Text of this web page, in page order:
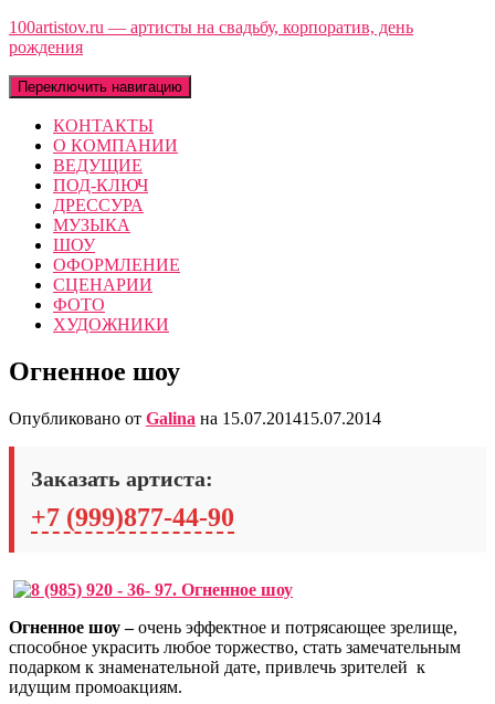
100artistov.ru — артисты на свадьбу, корпоратив, день
рождения
Переключить навигацию
КОНТАКТЫ
О КОМПАНИИ
ВЕДУЩИЕ
ПОД-КЛЮЧ
ДРЕССУРА
МУЗЫКА
ШОУ
ОФОРМЛЕНИЕ
СЦЕНАРИИ
ФОТО
ХУДОЖНИКИ
Огненное шоу
Опубликовано от Galina на 15.07.201415.07.2014
Заказать артиста:
+7 (999)877-44-90
Огненное шоу –очень эффектное и потрясающее зрелище,
способное украсить любое торжество, стать замечательным
подарком к знаменательной дате, привлечь зрителей к
идущим промоакциям.